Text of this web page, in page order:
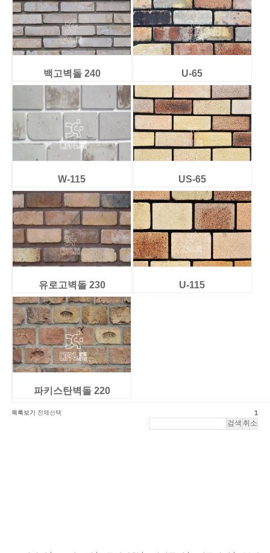
백고벽돌 240 U-65
W-115 US-65
유로고벽돌 230 U-115
파키스탄벽돌 220
목록보기 전체선택 1